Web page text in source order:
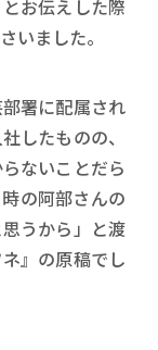
お伝えした際
いました。
署に配属され
したものの、
ないことだら
の阿部さんの
うから」と渡
』の原稿でし